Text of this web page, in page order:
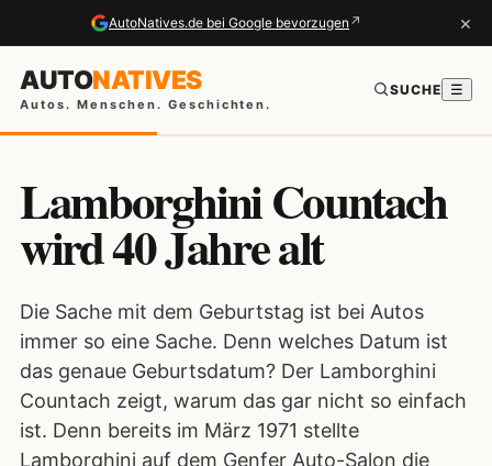
AutoNatives.de bei Google bevorzugen ↗ ×
AUTONATIVES
Autos. Menschen. Geschichten.
SUCHE ☰
Lamborghini Countach
wird 40 Jahre alt
Die Sache mit dem Geburtstag ist bei Autos
immer so eine Sache. Denn welches Datum ist
das genaue Geburtsdatum? Der Lamborghini
Countach zeigt, warum das gar nicht so einfach
ist. Denn bereits im März 1971 stellte
Lamborghini auf dem Genfer Auto-Salon die